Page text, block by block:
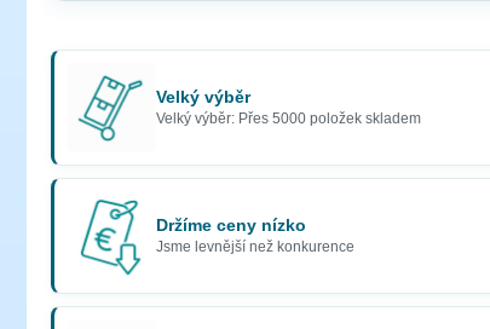
Velký výběr
Velký výběr: Přes 5000 položek skladem
Držíme ceny nízko
Jsme levnější než konkurence